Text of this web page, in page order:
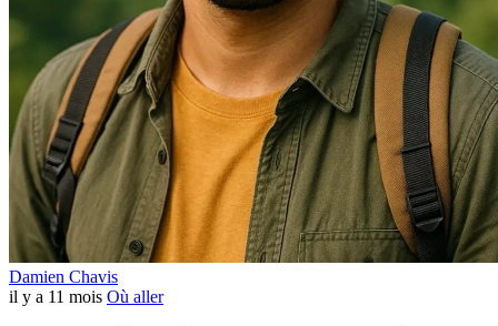
Damien Chavis
il y a 11 mois Où aller